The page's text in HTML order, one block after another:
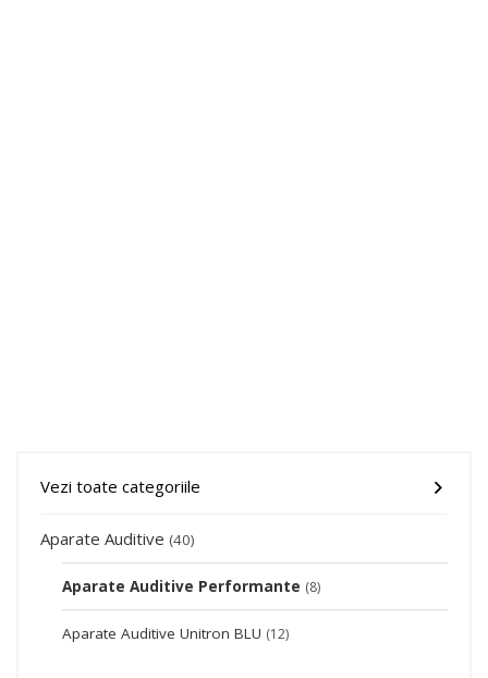
Vezi toate categoriile
Aparate Auditive (40)
Aparate Auditive Performante (8)
Aparate Auditive Unitron BLU (12)